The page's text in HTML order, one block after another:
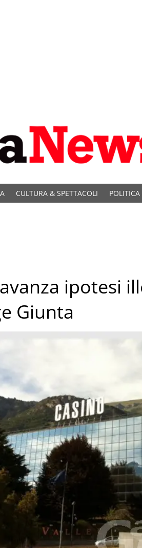
CULTURA & SPETTACOLI
ipotesi
Giunta